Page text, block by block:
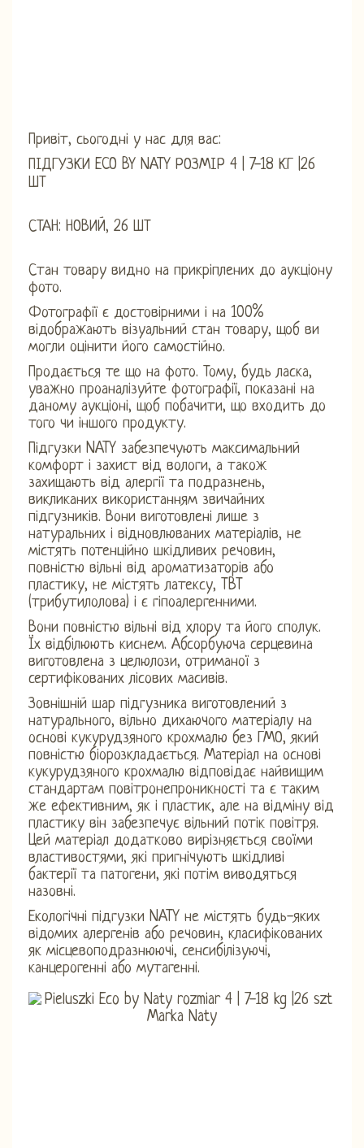
Привіт, сьогодні у нас для вас:
ПІДГУЗКИ ECO BY NATY РОЗМІР 4 | 7-18 КГ |26
ШТ
СТАН: НОВИЙ, 26 ШТ
Стан товару видно на прикріплених до аукціону
фото.
Фотографії є ​​достовірними і на 100%
відображають візуальний стан товару, щоб ви
могли оцінити його самостійно.
Продається те що на фото. Тому, будь ласка,
уважно проаналізуйте фотографії, показані на
даному аукціоні, щоб побачити, що входить до
того чи іншого продукту.
Підгузки NATY забезпечують максимальний
комфорт і захист від вологи, а також
захищають від алергії та подразнень,
викликаних використанням звичайних
підгузників. Вони виготовлені лише з
натуральних і відновлюваних матеріалів, не
містять потенційно шкідливих речовин,
повністю вільні від ароматизаторів або
пластику, не містять латексу, TBT
(трибутилолова) і є гіпоалергенними.
Вони повністю вільні від хлору та його сполук.
Їх відбілюють киснем. Абсорбуюча серцевина
виготовлена ​​з целюлози, отриманої з
сертифікованих лісових масивів.
Зовнішній шар підгузника виготовлений з
натурального, вільно дихаючого матеріалу на
основі кукурудзяного крохмалю без ГМО, який
повністю біорозкладається. Матеріал на основі
кукурудзяного крохмалю відповідає найвищим
стандартам повітронепроникності та є таким
же ефективним, як і пластик, але на відміну від
пластику він забезпечує вільний потік повітря.
Цей матеріал додатково вирізняється своїми
властивостями, які пригнічують шкідливі
бактерії та патогени, які потім виводяться
назовні.
Екологічні підгузки NATY не містять будь-яких
відомих алергенів або речовин, класифікованих
як місцевоподразнюючі, сенсибілізуючі,
канцерогенні або мутагенні.